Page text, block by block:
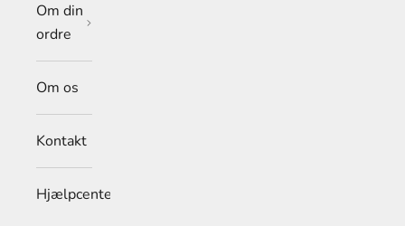
Om din
ordre
Om os
Kontakt
Hjælpcenter